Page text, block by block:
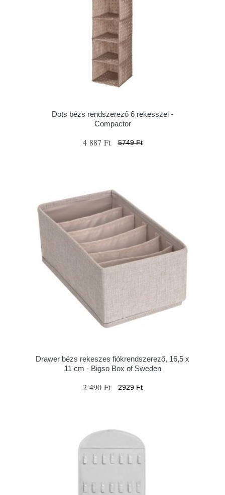
Dots bézs rendszerező 6 rekesszel -
Compactor
4 887 Ft 5749 Ft
Drawer bézs rekeszes fiókrendszerező, 16,5 x
11 cm - Bigso Box of Sweden
2 490 Ft 2929 Ft